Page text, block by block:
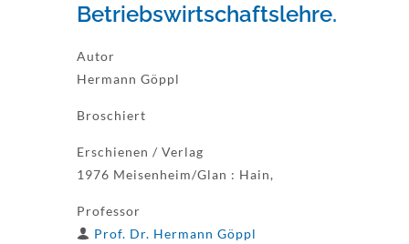
Betriebswirtschaftslehre.
Autor
Hermann Göppl
Broschiert
Erschienen / Verlag
1976 Meisenheim/Glan : Hain,
Professor
Prof. Dr. Hermann Göppl